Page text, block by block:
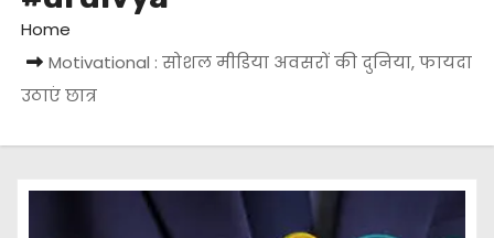
Home
Motivational : सोशल मीडिया अवसरों की दुनिया, फायदा
उठाएं छात्र